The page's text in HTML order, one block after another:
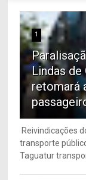
1
Lindas de
retomará
Reivindicações
transporte
Taguatur